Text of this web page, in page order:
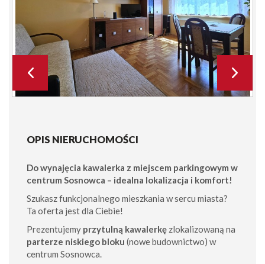
OPIS NIERUCHOMOŚCI
Do wynajęcia kawalerka z miejscem parkingowym w
centrum Sosnowca – idealna lokalizacja i komfort!
Szukasz funkcjonalnego mieszkania w sercu miasta?
Ta oferta jest dla Ciebie!
Prezentujemy przytulną kawalerkę zlokalizowaną na
parterze niskiego bloku (nowe budownictwo) w
centrum Sosnowca.